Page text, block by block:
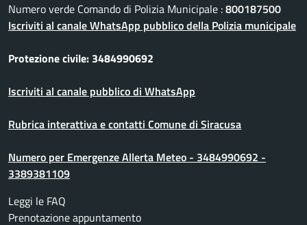
Numero verde Comando di Polizia Municipale :800187500
Iscriviti al canale WhatsApp pubblico della Polizia municipale
Protezione civile: 3484990692
Iscriviti al canale pubblico di WhatsApp
Rubrica interattiva e contatti Comune di Siracusa
Numero per Emergenze Allerta Meteo - 3484990692 -
3389381109
Leggi le FAQ
Prenotazione appuntamento